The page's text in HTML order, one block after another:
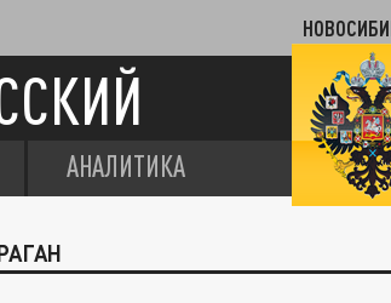
АНАЛИТИКА